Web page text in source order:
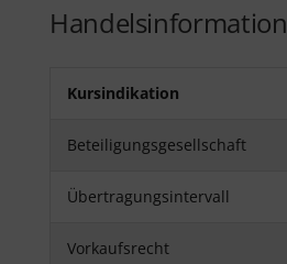
Handelsinformation
Kursindikation
Beteiligungsgesellschaft
Übertragungsintervall
Vorkaufsrecht